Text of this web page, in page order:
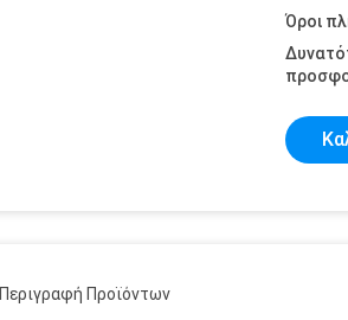
Όροι
Περιγραφή Προϊόντων